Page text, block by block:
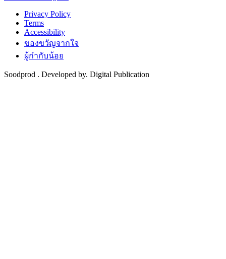
Privacy Policy
Terms
Accessibility
ของขวัญจากใจ
ผู้กำกับน้อย
Soodprod . Developed by. Digital Publication